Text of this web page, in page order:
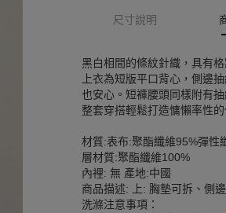
尺寸說明
黑白相間的條紋針織，具有
上衣為短版平口背心，側邊
也安心。短褲腰頭同樣附有
整套穿搭輕鬆打造慵懶率性的
材質:表布:聚酯纖維95%彈性
層材質:聚酯纖維100%
內裡: 無 產地:中國
商品描述: 上: 胸墊可拆、側
洗滌注意事項：